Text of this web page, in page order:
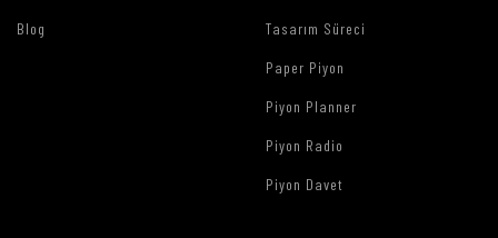
Blog Tasarım Süreci
Paper Piyon
Piyon Planner
Piyon Radio
Piyon Davet